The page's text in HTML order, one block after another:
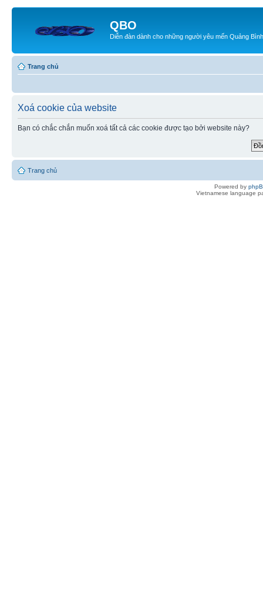
QBO
Diễn đàn dành cho những người yêu mến Quảng Bình
Trang chủ
Xoá cookie của website
Bạn có chắc chắn muốn xoá tất cả các cookie được tạo bởi website này?
Trang chủ
Powered by
Vietnamese language